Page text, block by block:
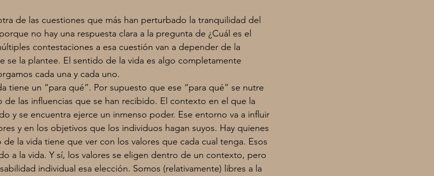
de las cuestiones que más han perturbado la tranquilidad del
no hay una respuesta clara a la pregunta de ¿Cuál es el
contestaciones a esa cuestión van a depender de la
se la plantee. El sentido de la vida es algo completamente
cada una y cada uno.
tiene un “para qué”. Por supuesto que ese “para qué” se nutre
de las influencias que se han recibido. El contexto en el que la
y se encuentra ejerce un inmenso poder. Ese entorno va a influir
y en los objetivos que los individuos hagan suyos. Hay quienes
la vida tiene que ver con los valores que cada cual tenga. Esos
a la vida. Y sí, los valores se eligen dentro de un contexto, pero
individual esa elección. Somos (relativamente) libres a la